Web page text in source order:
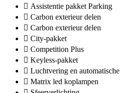
Assistentie pakket Parking
Carbon exterieur delen
Carbon exterieur delen
City-pakket
Competition Plus
Keyless-pakket
Luchtvering en
Matrix led koplampen